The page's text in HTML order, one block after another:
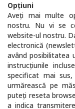
Opţiuni
Aveţi mai multe
nostru. Nu vi se
website-ul nostru.
electronică
având posibilitatea
instrucţiunile
specificat mai
urmărească pe
puteţi reseta
a indica